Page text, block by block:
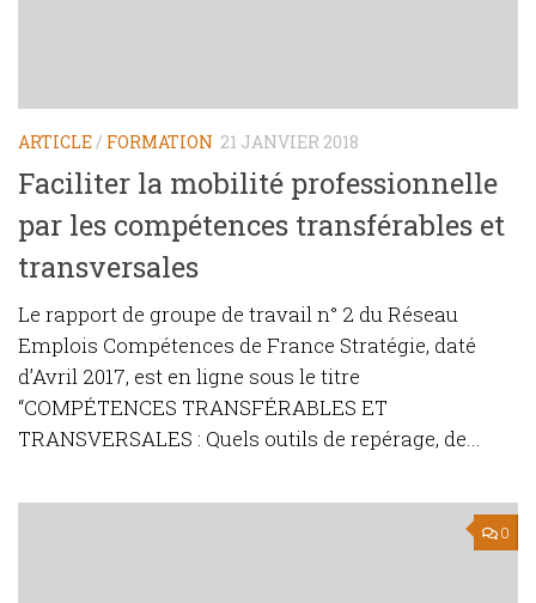
ARTICLE/ FORMATION 21 JANVIER 2018
Faciliter la mobilité professionnelle
par les compétences transférables et
transversales
Le rapport de groupe de travail n° 2 du Réseau
Emplois Compétences de France Stratégie, daté
d’Avril 2017, est en ligne sous le titre
“COMPÉTENCES TRANSFÉRABLES ET
TRANSVERSALES : Quels outils de repérage, de...
0